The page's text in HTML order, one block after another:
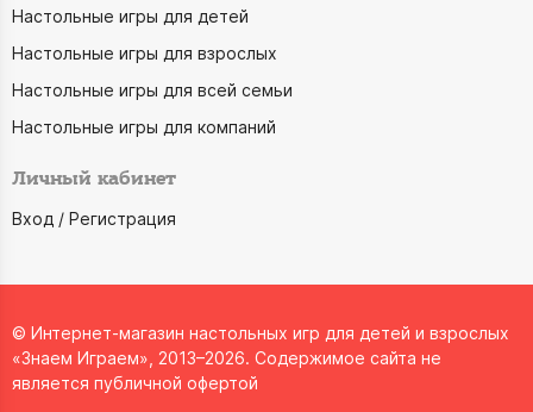
Настольные игры для детей
Настольные игры для взрослых
Настольные игры для всей семьи
Настольные игры для компаний
Личный кабинет
Вход / Регистрация
© Интернет-магазин настольных игр для детей и взрослых
«Знаем Играем», 2013–2026. Содержимое сайта не
является публичной офертой